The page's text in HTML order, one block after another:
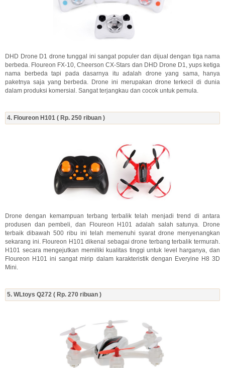
DHD Drone D1 drone tunggal ini sangat populer dan dijual dengan tiga nama
berbeda. Floureon FX-10, Cheerson CX-Stars dan DHD Drone D1, yups ketiga
nama berbeda tapi pada dasarnya itu adalah drone yang sama, hanya
paketnya saja yang berbeda. Drone ini merupakan drone terkecil di dunia
dalam produksi komersial. Sangat terjangkau dan cocok untuk pemula.
4. Floureon H101 ( Rp. 250 ribuan )
Drone dengan kemampuan terbang terbalik telah menjadi trend di antara
produsen dan pembeli, dan Floureon H101 adalah salah satunya. Drone
terbaik dibawah 500 ribu ini telah memenuhi syarat drone menyenangkan
sekarang ini. Floureon H101 dikenal sebagai drone terbang terbalik termurah.
H101 secara mengejutkan memiliki kualitas tinggi untuk level harganya, dan
Floureon H101 ini sangat mirip dalam karakteristik dengan Everyine H8 3D
Mini.
5. WLtoys Q272 ( Rp. 270 ribuan )